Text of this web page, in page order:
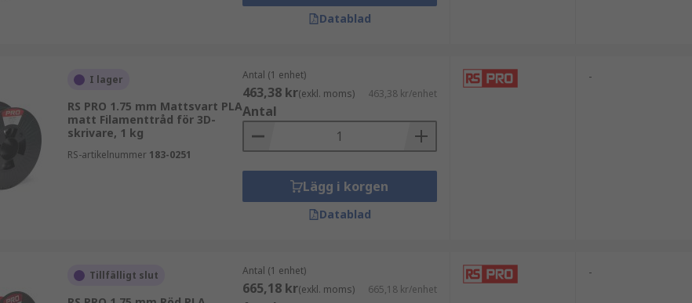
Datablad
I lager
RS PRO 1.75 mm Mattsvart PLA
matt Filamenttråd för 3D-
skrivare, 1 kg
RS-artikelnummer 183-0251
Antal (1 enhet)
463,38 kr(exkl. moms) 463,38 kr/enhet
Antal
Lägg i korgen
Datablad
-
Tillfälligt slut Antal (1 enhet)
665,18 kr(exkl. moms) 665,18 kr/enhet
-